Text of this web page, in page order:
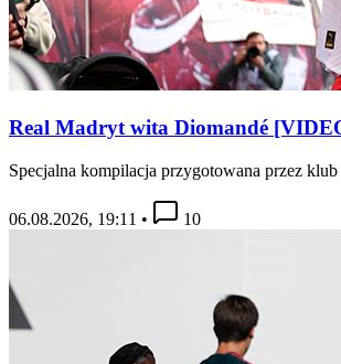
Real Madryt wita Diomandé
Specjalna kompilacja przygotowana przez klub
06.08.2026, 19:11 • 10